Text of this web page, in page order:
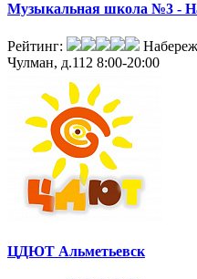
Музыкальная школа №3 -
Рейтинг:
Чулман, д.112 8:00-20:00
ЦДЮТ Альметьевск